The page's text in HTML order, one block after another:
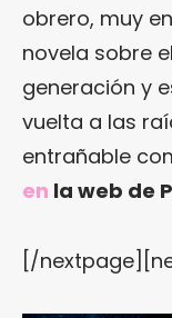
obrero, muy
novela sobre
generación y
vuelta a las
entrañable
en la web de
[/